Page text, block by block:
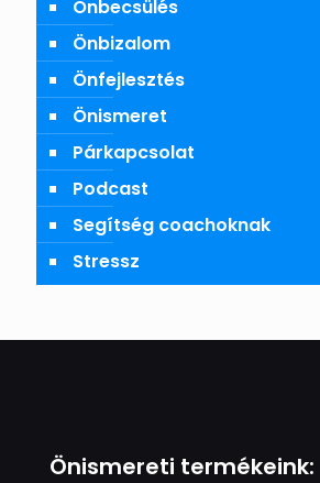
Önbecsülés
Önbizalom
Önfejlesztés
Önismeret
Párkapcsolat
Podcast
Segítség coachoknak
Stressz
Önismereti termékeink: